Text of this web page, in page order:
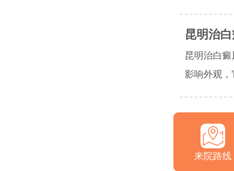
昆明治
昆明治白
影响外观，
来院路线